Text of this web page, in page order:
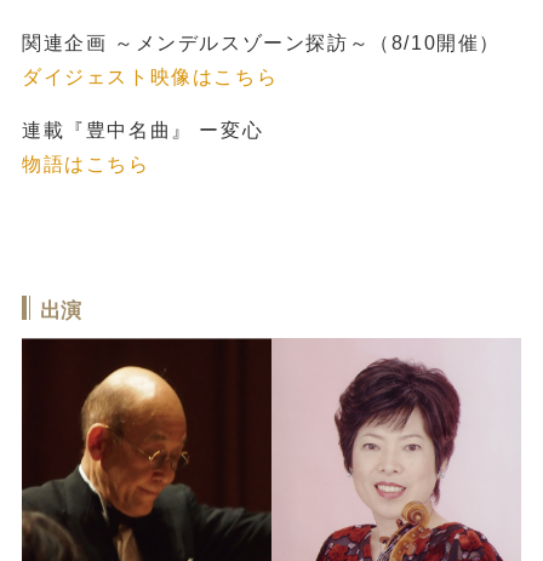
関連企画 ～メンデルスゾーン探訪～（8/10開催）
ダイジェスト映像はこちら
連載『豊中名曲』 ー変心
物語はこちら
出演